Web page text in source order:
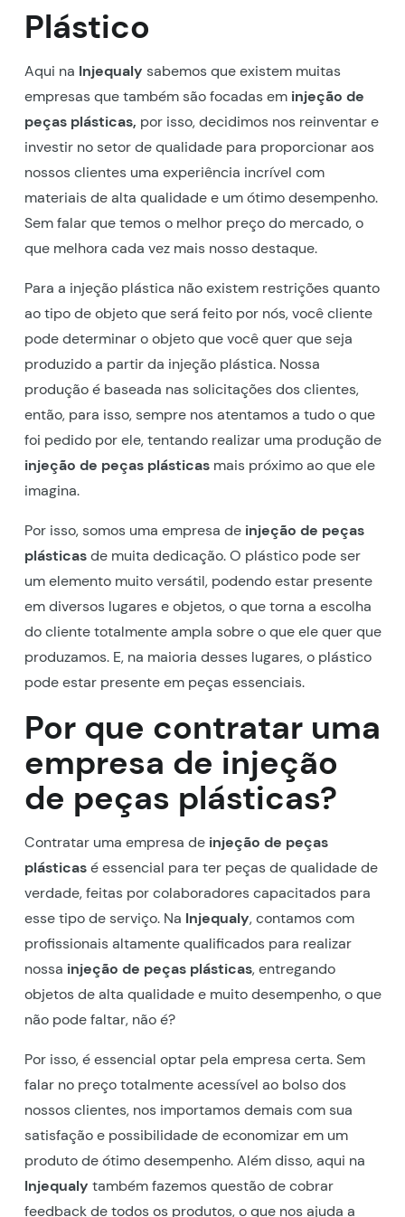
Plástico
Aqui na Injequaly sabemos que existem muitas
empresas que também são focadas eminjeção de
peças plásticas, por isso, decidimos nos reinventar e
investir no setor de qualidade para proporcionar aos
nossos clientes uma experiência incrível com
materiais de alta qualidade e um ótimo desempenho.
Sem falar que temos o melhor preço do mercado, o
que melhora cada vez mais nosso destaque.
Para a injeção plástica não existem restrições quanto
ao tipo de objeto que será feito por nós, você cliente
pode determinar o objeto que você quer que seja
produzido a partir da injeção plástica. Nossa
produção é baseada nas solicitações dos clientes,
então, para isso, sempre nos atentamos a tudo o que
foi pedido por ele, tentando realizar uma produção de
injeção de peças plásticasmais próximo ao que ele
imagina.
Por isso, somos uma empresa de injeção de peças
plásticasde muita dedicação. O plástico pode ser
um elemento muito versátil, podendo estar presente
em diversos lugares e objetos, o que torna a escolha
do cliente totalmente ampla sobre o que ele quer que
produzamos. E, na maioria desses lugares, o plástico
pode estar presente em peças essenciais.
Por que contratar uma
empresa de injeção
de peças plásticas?
Contratar uma empresa deinjeção de peças
plásticasé essencial para ter peças de qualidade de
verdade, feitas por colaboradores capacitados para
esse tipo de serviço. Na Injequaly, contamos com
profissionais altamente qualificados para realizar
nossa injeção de peças plásticas, entregando
objetos de alta qualidade e muito desempenho, o que
não pode faltar, não é?
Por isso, é essencial optar pela empresa certa. Sem
falar no preço totalmente acessível ao bolso dos
nossos clientes, nos importamos demais com sua
satisfação e possibilidade de economizar em um
produto de ótimo desempenho. Além disso, aqui na
Injequaly também fazemos questão de cobrar
feedback de todos os produtos, o que nos ajuda a